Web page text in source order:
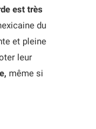
est très
du
et pleine
leur
même si